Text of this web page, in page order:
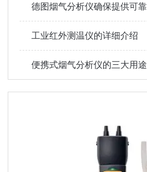
德图烟气分析仪确保提供可
工业红外测温仪的详细介绍
便携式烟气分析仪的三大用